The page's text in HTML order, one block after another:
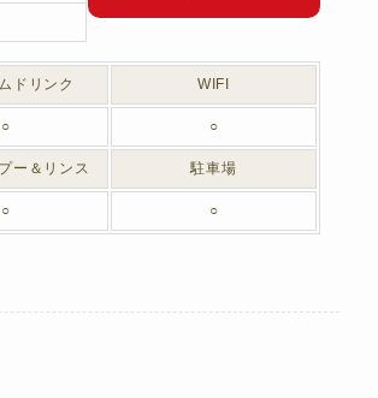
ドリンク WIFI
○ ○
ー＆リンス 駐車場
○ ○